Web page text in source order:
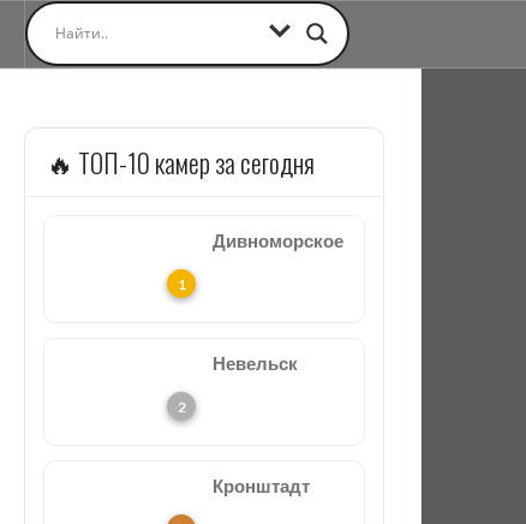
🔥 ТОП-10 камер за сегодня
Дивноморское
Невельск
Кронштадт